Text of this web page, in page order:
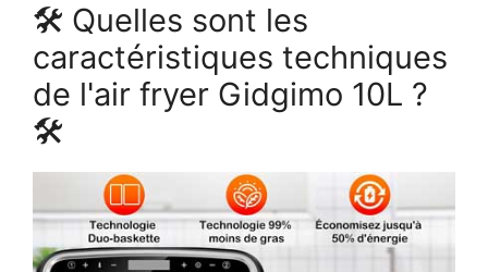
🛠 Quelles sont les
caractéristiques techniques
de l'air fryer Gidgimo 10L ?
🛠